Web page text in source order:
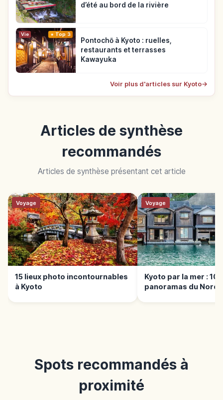
d’été au bord de la rivière
Vie Top 3
Pontochō à Kyoto : ruelles,
restaurants et terrasses
Kawayuka
Voir plus d'articles sur Kyoto→
Articles de synthèse
recommandés
Articles de synthèse présentant cet article
Voyage
15 lieux photo incontournables
à Kyoto
Voyage
Kyoto par la mer : 10
panoramas du Nord
Spots recommandés à
proximité